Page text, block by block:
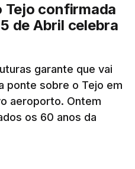
Tejo confirmada
de Abril celebra
garante que vai
ponte sobre o Tejo em
aeroporto. Ontem
os 60 anos da